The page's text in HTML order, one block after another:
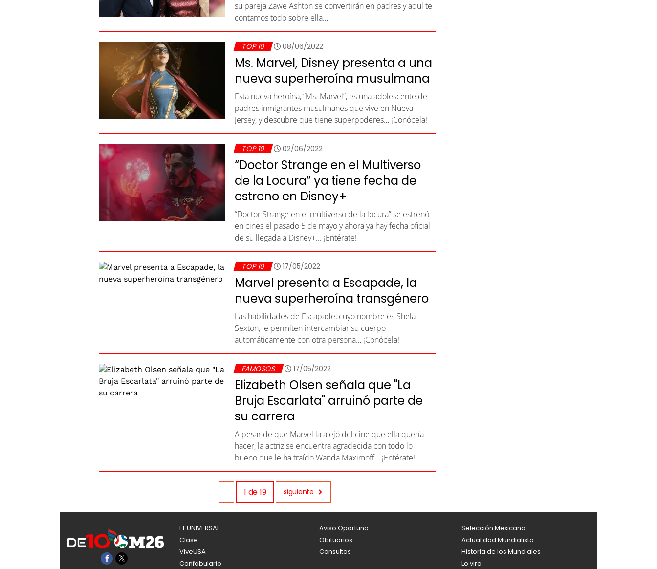
su pareja Zawe Ashton se convertirán en padres y aquí te
contamos todo sobre ella…
TOP 10 08/06/2022
Ms. Marvel, Disney presenta a una
nueva superheroína musulmana
Esta nueva heroína, “Ms. Marvel”, es una adolescente de
padres inmigrantes musulmanes que vive en Nueva
Jersey, y descubre que tiene superpoderes… ¡Conócela!
TOP 10 02/06/2022
“Doctor Strange en el Multiverso
de la Locura” ya tiene fecha de
estreno en Disney+
“Doctor Strange en el multiverso de la locura” se estrenó
en cines el pasado 5 de mayo y ahora ya hay fecha oficial
de su llegada a Disney+... ¡Entérate!
TOP 10 17/05/2022
Marvel presenta a Escapade, la
nueva superheroína transgénero
Las habilidades de Escapade, cuyo nombre es Shela
Sexton, le permiten intercambiar su cuerpo
automáticamente con otra persona… ¡Conócela!
FAMOSOS 17/05/2022
Elizabeth Olsen señala que "La
Bruja Escarlata" arruinó parte de
su carrera
A pesar de que Marvel la alejó del cine que ella quería
hacer, la actriz se encuentra agradecida con todo lo
bueno que le ha traído Wanda Maximoff… ¡Entérate!
1 de19 siguiente
EL UNIVERSAL
Clase
ViveUSA
Confabulario
Aviso Oportuno
Obituarios
Consultas
Selección Mexicana
Actualidad Mundialista
Historia de los Mundiales
Lo viral